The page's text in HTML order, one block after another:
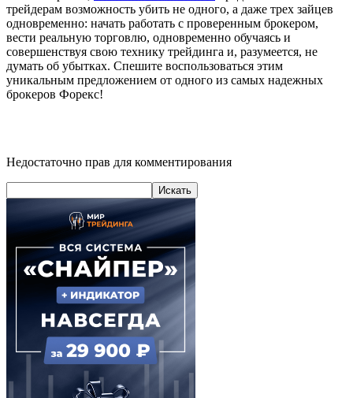
трейдерам возможность убить не одного, а даже трех зайцев
одновременно: начать работать с проверенным брокером,
вести реальную торговлю, одновременно обучаясь и
совершенствуя свою технику трейдинга и, разумеется, не
думать об убытках. Спешите воспользоваться этим
уникальным предложением от одного из самых надежных
брокеров Форекс!
Недостаточно прав для комментирования